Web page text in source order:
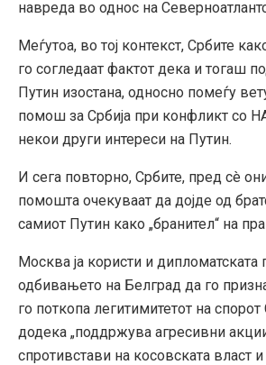
навреда во однос на
Меѓутоа, во тој контекст, Србите
го согледаат фактот дека и тогаш
Путин изостана, односно помеѓу
помош за Србија при конфликт со
некои други интереси на Путин.
И сега повторно, Србите, пред сè
помошта очекуваат да дојде од
самиот Путин како „бранител“ на
Москва ја користи и
одбивањето на Белград да го
го поткопа легитимитетот на
додека „поддржува агресивни
спротивстави на косовската власт и